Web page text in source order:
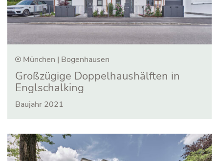
München | Bogenhausen
Großzügige Doppel­haus­hälften in
Engl­schalking
Baujahr 2021